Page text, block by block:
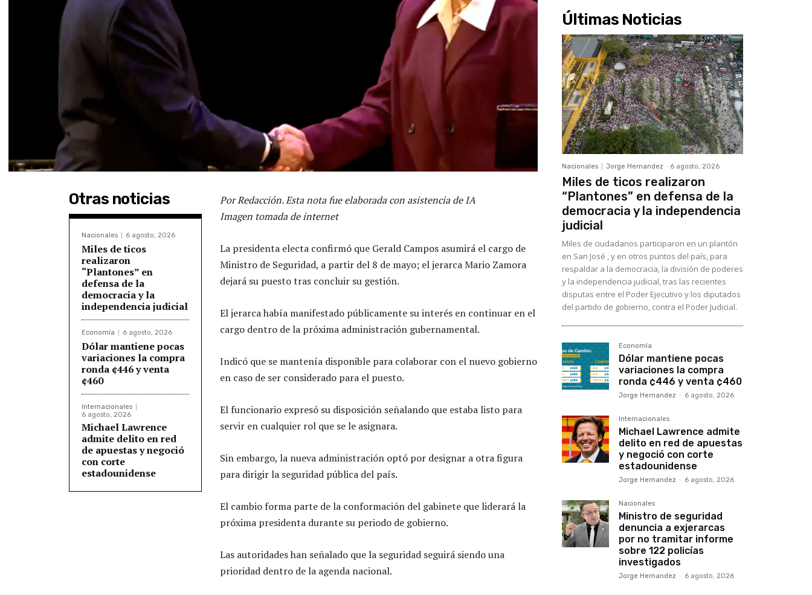
Otras noticias
Nacionales 6 agosto, 2026
Miles de ticos
realizaron
“Plantones” en
defensa de la
democracia y la
independencia judicial
Economía 6 agosto, 2026
Dólar mantiene pocas
variaciones la compra
ronda ¢446 y venta
¢460
Internacionales
6 agosto, 2026
Michael Lawrence
admite delito en red
de apuestas y negoció
con corte
estadounidense
Por Redacción. Esta nota fue elaborada con asistencia de IA
Imagen tomada de internet
La presidenta electa confirmó que Gerald Campos asumirá el cargo de
Ministro de Seguridad, a partir del 8 de mayo; el jerarca Mario Zamora
dejará su puesto tras concluir su gestión.
El jerarca había manifestado públicamente su interés en continuar en el
cargo dentro de la próxima administración gubernamental.
Indicó que se mantenía disponible para colaborar con el nuevo gobierno
en caso de ser considerado para el puesto.
El funcionario expresó su disposición señalando que estaba listo para
servir en cualquier rol que se le asignara.
Sin embargo, la nueva administración optó por designar a otra figura
para dirigir la seguridad pública del país.
El cambio forma parte de la conformación del gabinete que liderará la
próxima presidenta durante su periodo de gobierno.
Las autoridades han señalado que la seguridad seguirá siendo una
prioridad dentro de la agenda nacional.
Últimas Noticias
Nacionales Jorge Hernandez - 6 agosto, 2026
Miles de ticos realizaron
“Plantones” en defensa de la
democracia y la independencia
judicial
Miles de ciudadanos participaron en un plantón
en San José , y en otros puntos del país, para
respaldar a la democracia, la división de poderes
y la independencia judicial, tras las recientes
disputas entre el Poder Ejecutivo y los diputados
del partido de gobierno, contra el Poder Judicial.
Economía
Dólar mantiene pocas
variaciones la compra
ronda ¢446 y venta ¢460
Jorge Hernandez - 6 agosto, 2026
Internacionales
Michael Lawrence admite
delito en red de apuestas
y negoció con corte
estadounidense
Jorge Hernandez - 6 agosto, 2026
Nacionales
Ministro de seguridad
denuncia a exjerarcas
por no tramitar informe
sobre 122 policías
investigados
Jorge Hernandez - 6 agosto, 2026